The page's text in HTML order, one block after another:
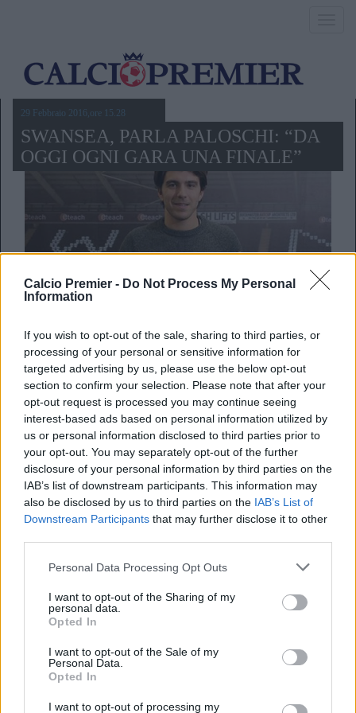
Calcio Premier - Do Not Process My Personal
Information
If you wish to opt-out of the sale, sharing to third parties, or
processing of your personal or sensitive information for
targeted advertising by us, please use the below opt-out
section to confirm your selection. Please note that after your
opt-out request is processed you may continue seeing
interest-based ads based on personal information utilized by
us or personal information disclosed to third parties prior to
your opt-out. You may separately opt-out of the further
disclosure of your personal information by third parties on the
IAB’s list of downstream participants. This information may
also be disclosed by us to third parties on the IAB’s List of
Downstream Participants that may further disclose it to other
Personal Data Processing Opt Outs
I want to opt-out of the Sharing of my
personal data.
Opted In
I want to opt-out of the Sale of my
Personal Data.
Opted In
I want to opt-out of processing my
29 Febbraio 2016,ore 15.28
SWANSEA, PARLA PALOSCHI: “DA
OGGI OGNI GARA UNA FINALE”
Nonostante la sconfitta maturata nel finale, appena ieri
andava a segno con il primo gol in terra britannica aWhite
Hart Lane, insomma, mica uno stadio qualunque. Oggi,
l’attaccante italiano delloSwansea Alberto Paloschiha
parlato ai microfoni del sito ufficiale del club: “Da ora, fino
al termine della stagione, sappiamo di dover giocare tutte
le partite come fossero una finale. Non mi interessa se
riesco a segnare oppure no. La cosa più importante non
sono io, ma la squadra”. Parole generose quelle dell’ex
Chievo Verona, che dimostra inoltre grande motivazioni in
vista delle restanti giornate diPremier League. A riportare
l’estratto è
Tuttomercatoweb.com .
REDAZIONE